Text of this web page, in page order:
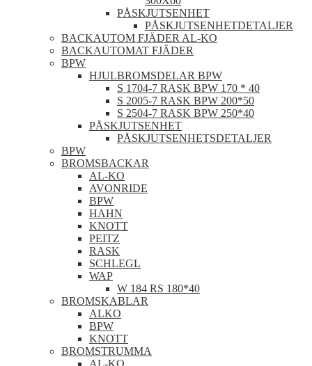
PÅSKJUTSENHET
PÅSKJUTSENHETDETALJER
BACKAUTOM FJÄDER AL-KO
BACKAUTOMAT FJÄDER
BPW
HJULBROMSDELAR BPW
S 1704-7 RASK BPW 170 * 40
S 2005-7 RASK BPW 200*50
S 2504-7 RASK BPW 250*40
PÅSKJUTSENHET
PÅSKJUTSENHETSDETALJER
BPW
BROMSBACKAR
AL-KO
AVONRIDE
BPW
HAHN
KNOTT
PEITZ
RASK
SCHLEGL
WAP
W 184 RS 180*40
BROMSKABLAR
ALKO
BPW
KNOTT
BROMSTRUMMA
AL-KO